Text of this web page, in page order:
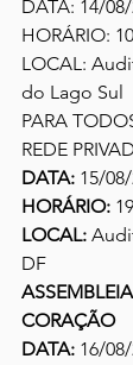
DATA: 14/
HORÁRIO:
LOCAL:
do Lago Sul
PARA
REDE
DATA: 15/
HORÁRIO:
LOCAL:
DF
CORAÇÃO
DATA: 16/